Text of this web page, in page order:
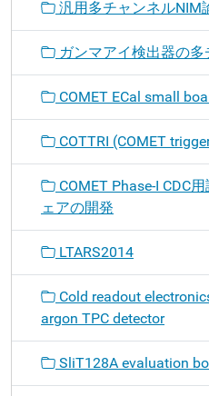
汎用多チャンネルNIM
ガンマアイ検出器の
COMET ECal small
COTTRI (COMET
COMET Phase-I CDC
ェアの開発
LTARS2014
Cold readout
argon TPC detector
SliT128A evaluation